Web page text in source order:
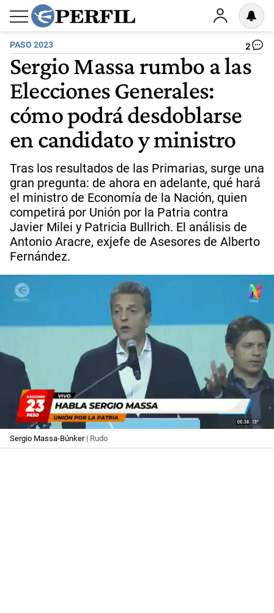
PASO 2023 2
Sergio Massa rumbo a las
Elecciones Generales:
cómo podrá desdoblarse
en candidato y ministro
Tras los resultados de las Primarias, surge una
gran pregunta: de ahora en adelante, qué hará
el ministro de Economía de la Nación, quien
competirá por Unión por la Patria contra
Javier Milei y Patricia Bullrich. El análisis de
Antonio Aracre, exjefe de Asesores de Alberto
Fernández.
Sergio Massa-Búnker| Rudo